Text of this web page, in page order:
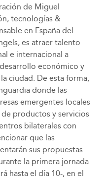
de Miguel
tecnologías &
en España del
es atraer talento
e internacional a
económico y
ciudad. De esta forma,
donde las
emergentes locales
productos y servicios
bilaterales con
que las
sus propuestas
la primera jornada
hasta el día 10-, en el